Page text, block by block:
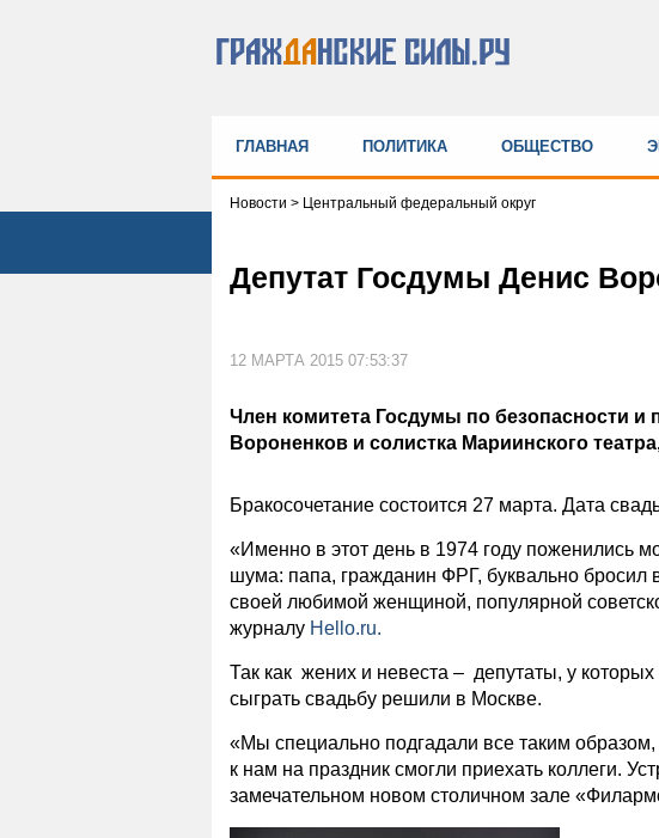
ГЛАВНАЯ ПОЛИТИКА ОБЩЕСТВО
Новости > Центральный федеральный округ
Депутат Госдумы Денис
12 МАРТА 2015 07:53:37
Член комитета Госдумы по безопасности
Вороненков и солистка Мариинского
Бракосочетание состоится 27 марта. Дата
«Именно в этот день в 1974 году поженились
шума: папа, гражданин ФРГ, буквально
своей любимой женщиной, популярной
журналу Hello.ru.
Так как жених и невеста – депутаты, у
сыграть свадьбу решили в Москве.
«Мы специально подгадали все таким
к нам на праздник смогли приехать коллеги.
замечательном новом столичном зале